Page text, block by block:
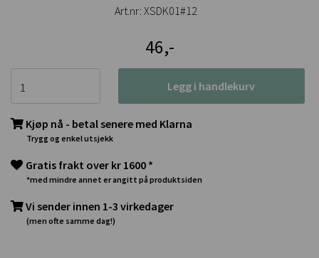
Art.nr: XSDK01#12
46,-
Legg i handlekurv
Kjøp nå - betal senere med Klarna
Trygg og enkel utsjekk
Gratis frakt over kr 1600 *
*med mindre annet er angitt på produktsiden
Vi sender innen 1-3 virkedager
(men ofte samme dag!)